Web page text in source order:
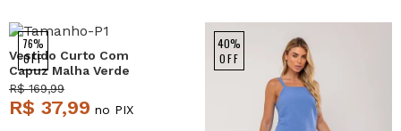
76%
OFF
Vestido Curto Com
Capuz Malha Verde
Salvatore
R$ 169,99
R$ 37,99 no PIX
40%
OFF